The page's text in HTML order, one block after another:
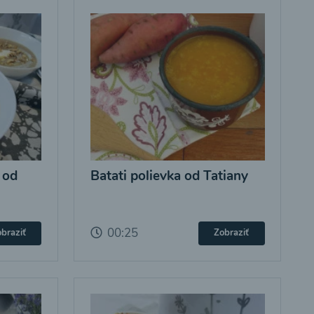
Batati polievka od Tatiany
00:25 Zobraziť